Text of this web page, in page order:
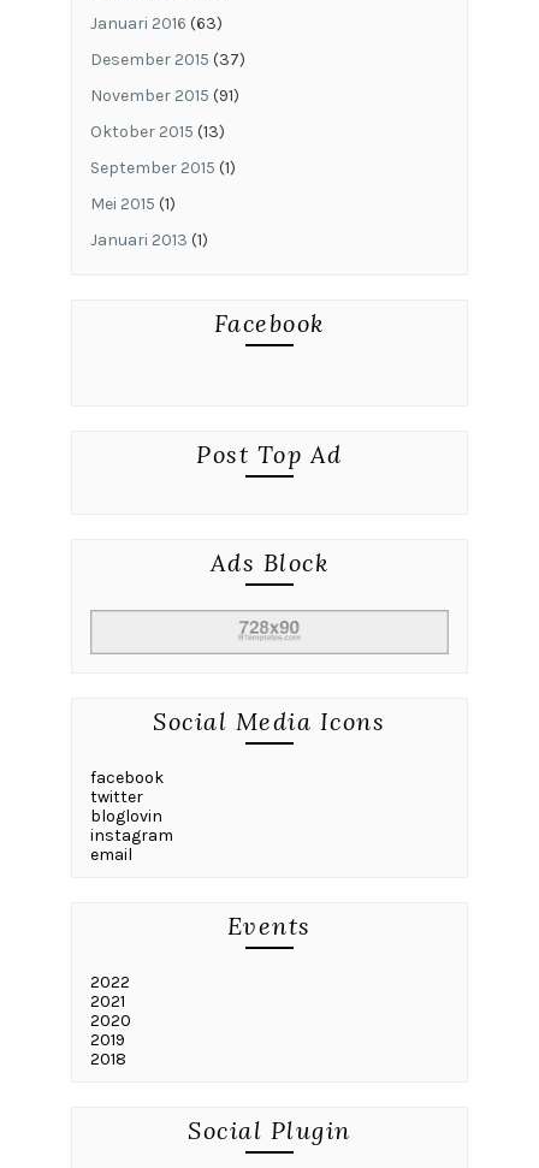
Januari 2016 (63)
Desember 2015 (37)
November 2015 (91)
Oktober 2015 (13)
September 2015 (1)
Mei 2015 (1)
Januari 2013 (1)
Facebook
Post Top Ad
Ads Block
Social Media Icons
facebook
twitter
bloglovin
instagram
email
Events
2022
2021
2020
2019
2018
Social Plugin